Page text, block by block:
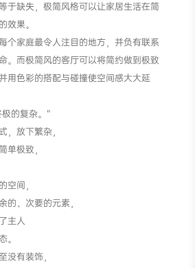
于缺失，极简风格可以让家居生活在简
效果。
个家庭最令人注目的地方，并负有联系
。而极简风的客厅可以将简约做到极致
用色彩的搭配与碰撞使空间感大大延
的复杂。”
，放下繁杂，
单极致，
空间，
的、次要的元素，
主人
。
没有装饰，